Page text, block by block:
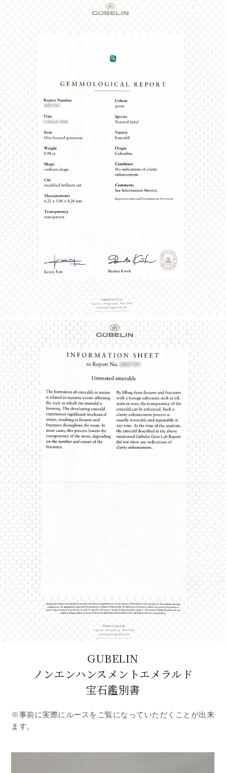
GUBELIN
ノンエンハンスメントエメラルド
宝石鑑別書
※事前に実際にルースをご覧になっていただくことが出来
ます。